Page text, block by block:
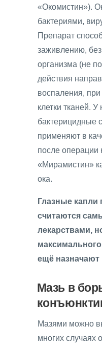
«Окомистин»).
бактериями,
Препарат
заживлению,
организма (не
действия
воспаления,
клетки тканей.
бактерицидные
применяют в
после операции
«Мирамистин»
ока.
Глазные
считаются
лекарствами,
ещё назначают
Мазь в
Мазями можно
многих случаях